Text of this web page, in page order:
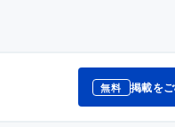
無料 掲載を